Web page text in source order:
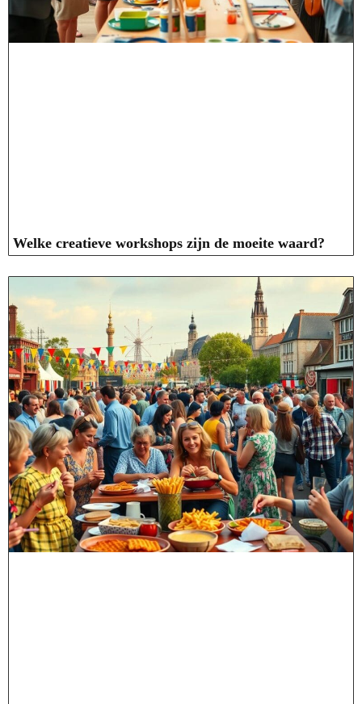
Welke creatieve workshops zijn de moeite waard?